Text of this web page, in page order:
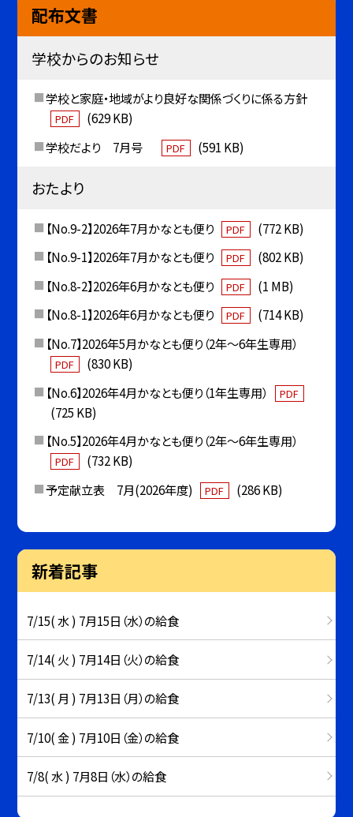
配布文書
学校からのお知らせ
学校と家庭・地域がより良好な関係づくりに係る方針
PDF
(629 KB)
学校だより 7月号
PDF (591 KB)
おたより
【No.9-2】2026年7月かなとも便り PDF
(772 KB)
【No.9-1】2026年7月かなとも便り
PDF
(802 KB)
【No.8-2】2026年6月かなとも便り
PDF
(1 MB)
【No.8-1】2026年6月かなとも便り
PDF
(714 KB)
【No.7】2026年5月かなとも便り（2年〜6年生専用）
PDF
(830 KB)
【No.6】2026年4月かなとも便り（1年生専用）
PDF
(725 KB)
【No.5】2026年4月かなとも便り（2年〜6年生専用）
PDF
(732 KB)
予定献立表 7月(2026年度)
PDF (286 KB)
新着記事
7/15( 水 ) 7月15日（水）の給食
7/14( 火 ) 7月14日（火）の給食
7/13( 月 ) 7月13日（月）の給食
7/10( 金 ) 7月10日（金）の給食
7/8( 水 ) 7月8日（水）の給食